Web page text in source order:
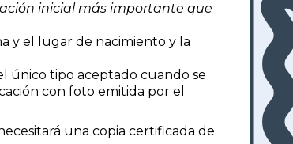
inicial más importante que
y el lugar de nacimiento y la
único tipo aceptado cuando se
con foto emitida por el
una copia certificada de